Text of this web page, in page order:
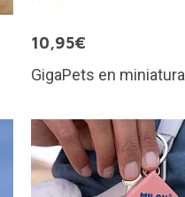
10,95€
GigaPets en miniatura